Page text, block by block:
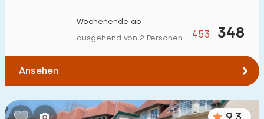
€ 0 — € 1000+
Mindestanzahl
Schlafzimmern:
453 348
Wochenende ab
ausgehend von 2 Personen
Ansehen